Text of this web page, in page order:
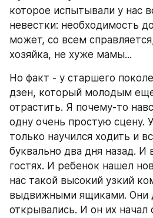
которое испытывали у нас
невестки: необходимость
может, со всем
хозяйка, не хуже мамы...
Но факт - у старшего
дзен, который молодым
отрастить. Я почему-то
одну очень простую сцену.
только научился ходить и
буквально два дня назад. И
гостях. И ребенок нашел
нас такой высокий узкий
выдвижными ящиками. Они
открывались. И он их начал